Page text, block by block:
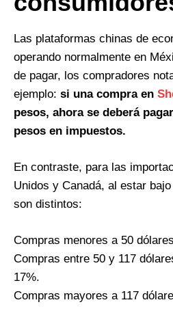
Las plataformas chinas de
operando normalmente en
de pagar, los compradores
ejemplo: si una compra en
pesos, ahora se deberá
pesos en impuestos.
En contraste, para las
Unidos y Canadá, al estar
son distintos:
Compras menores a 50
Compras entre 50 y 117
17%.
Compras mayores a 117